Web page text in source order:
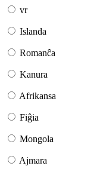
vr
Islanda
Romanĉa
Kanura
Afrikansa
Fiĝia
Mongola
Ajmara